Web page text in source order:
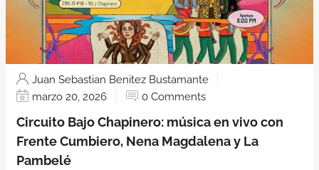
Juan Sebastian Benitez Bustamante
marzo 20, 2026
0 Comments
Circuito Bajo Chapinero: música en vivo con
Frente Cumbiero, Nena Magdalena y La
Pambelé